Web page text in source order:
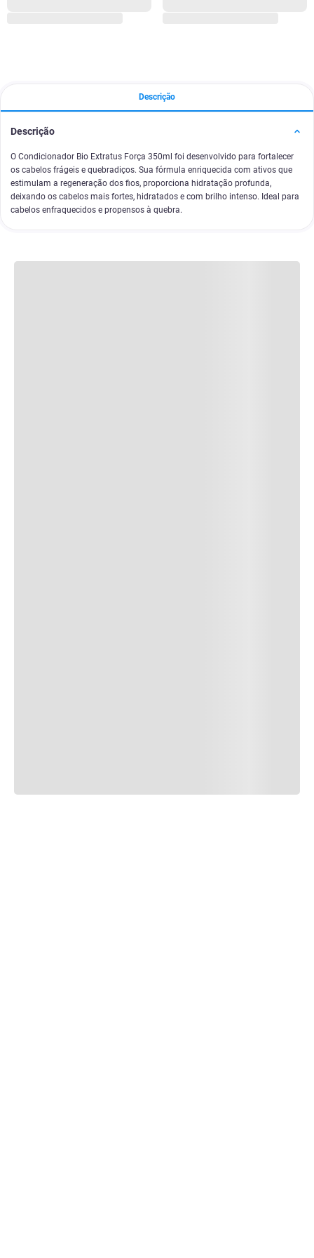
Descrição
Descrição
O Condicionador Bio Extratus Força 350ml foi desenvolvido para fortalecer
os cabelos frágeis e quebradiços. Sua fórmula enriquecida com ativos que
estimulam a regeneração dos fios, proporciona hidratação profunda,
deixando os cabelos mais fortes, hidratados e com brilho intenso. Ideal para
cabelos enfraquecidos e propensos à quebra.